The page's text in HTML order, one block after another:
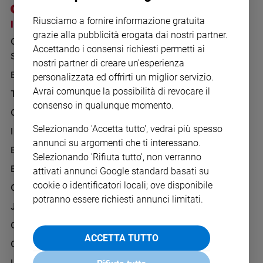
Chiesa
Fede
e
spiritualità
e
del
giorno
del
giorno
Società
e
I SITI SAN PAOLO
GRUPPO EDITORIALE
SAN PAOLO
BENESSERE
TELENOVA
GAZZETTA D'ALBA
IL GIORNALINO
EDICOLA SAN PAOLO
EDIZIONI SAN PAOLO
CREDERE
JESUS
GBABY
G-WEB
NOTE LEGALI
PRIVACY POLICY
INFORMATIVA
WHISTLEBLOWING
SOCIAL
Riusciamo a fornire informazione gratuita
grazie alla pubblicità erogata dai nostri partner.
Accettando i consensi richiesti permetti ai
nostri partner di creare un'esperienza
personalizzata ed offrirti un miglior servizio.
Avrai comunque la possibilità di revocare il
consenso in qualunque momento.
Selezionando 'Accetta tutto', vedrai più spesso
annunci su argomenti che ti interessano.
Selezionando 'Rifiuta tutto', non verranno
attivati annunci Google standard basati su
cookie o identificatori locali; ove disponibile
potranno essere richiesti annunci limitati.
ACCETTA TUTTO